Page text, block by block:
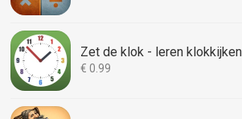
Zet de klok - leren klokkijken
€ 0.99